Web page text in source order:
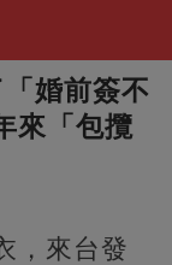
婚前簽不
來「包攬
，來台發